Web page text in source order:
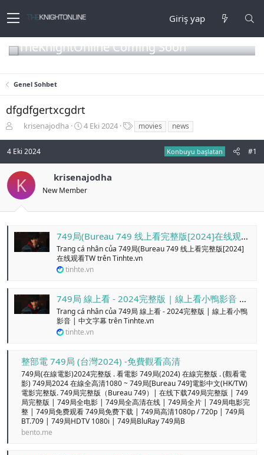
Giriş yap
TheKnightOnline Coming Soon
Genel Sohbet
dfgdfgertxcgdrt
n
b
y
u
b
a
l
t
krisenajodha
B
n
g
ç
a
r
i
h
i
4 Eki 2024
r
movies news
4 Eki 2024 Konbuyu başlatan #1
K krisenajodha
New Member
749局(Bureau 749 线上看完整版[2024]在线观看TW - Trang cá nhân
Trang cá nhân của 749局(Bureau 749 线上看完整版[2024]
在线观看TW trên Tinhte.vn
tinhte.vn
749局 線上看 - 2024完整版 | 線上看小鴨影音 | 中文字幕 - Trang cá nhân
Trang cá nhân của 749局 線上看 - 2024完整版 | 線上看小鴨
影音 | 中文字幕 trên Tinhte.vn
tinhte.vn
整部電 749局 (台灣2024) -免費觀看高清
749局(在線電影)2024完整版 . 看電影 749局(2024) 在線完整版 . (觀看電
影) 749局2024 在線全高清1080 ~ 749局[Bureau 749]電影中文(HK/TW)
電影完整版. 749局完整版（Bureau 749）| 在线下载749局完整版 | 749
局完整版 | 749局全电影 | 749局全高清在线 | 749局全片 | 749局电影完
整 | 749局免费观看 749局免费下载 | 749局高清1080p / 720p | 749局
BT.709 | 749局HDTV 1080i | 749局BluRay 749局B
bento.me